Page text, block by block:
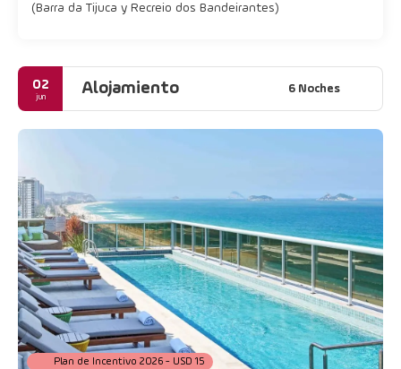
(Barra da Tijuca y Recreio dos Bandeirantes)
02
jun Alojamiento 6 Noches
Plan de Incentivo 2026 - USD 15